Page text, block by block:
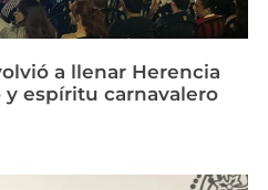
a llenar Herencia
espíritu carnavalero